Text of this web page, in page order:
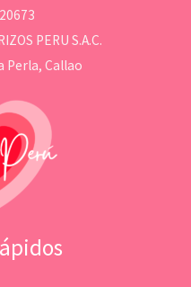
PERU S.A.C.
Perla, Callao